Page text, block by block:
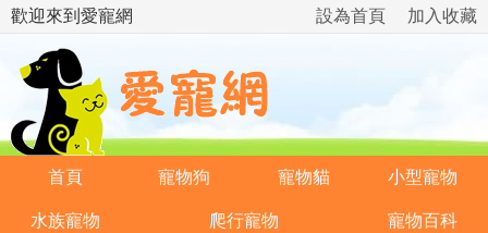
歡迎來到愛寵網 加入收藏
設為首頁
首頁 寵物狗 寵物貓 小型寵物
水族寵物 爬行寵物 寵物百科